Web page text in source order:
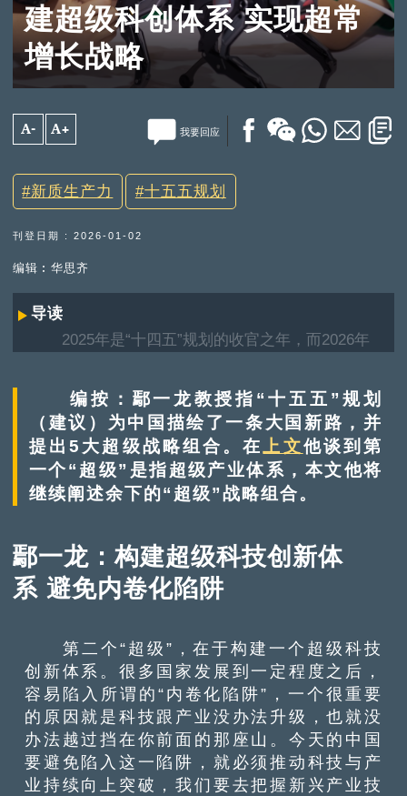
建超级科创体系 实现超常
增长战略
A- A+ 我要回应
新质生产力 十五五规划
刊登日期 : 2026-01-02
编辑︰华思齐
导读
2025年是“十四五”规划的收官之年，而2026年
演讲，题目为“超级蓝图‘十五五’规划与大国新路”。
编按：鄢一龙教授指“十五五”规划
（建议）为中国描绘了一条大国新路，并
提出5大超级战略组合。在
上文他谈到第
一个“超级”是指超级产业体系，本文他将
继续阐述余下的“超级”战略组合。
鄢一龙：构建超级科技创新体
系 避免内卷化陷阱
第二个“超级”，在于构建一个超级科技
创新体系。很多国家发展到一定程度之后，
容易陷入所谓的“内卷化陷阱”，一个很重要
的原因就是科技跟产业没办法升级，也就没
办法越过挡在你前面的那座山。今天的中国
要避免陷入这一陷阱，就必须推动科技与产
业持续向上突破，我们要去把握新兴产业技